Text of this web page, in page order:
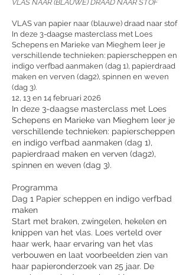
VLAS NAAR (BLAUWE) DRAAD NAAR STOF
VLAS van papier naar (blauwe) draad naar stof
In deze 3-daagse masterclass met Loes
Schepens en Marieke van Mieghem leer je
verschillende technieken: papierscheppen en
indigo verfbad aanmaken (dag 1), papierdraad
maken en verven (dag2), spinnen en weven
(dag 3).
12, 13 en 14 februari 2026
In deze 3-daagse masterclass met Loes
Schepens en Marieke van Mieghem leer je
verschillende technieken: papierscheppen
en indigo verfbad aanmaken (dag 1),
papierdraad maken en verven (dag2),
spinnen en weven (dag 3).
Programma
Dag 1 Papier scheppen en indigo verfbad
maken
Start met braken, zwingelen, hekelen en
knippen van het vlas. Loes verteld over
haar werk, haar ervaring van het vlas
verbouwen en laat voorbeelden zien van
haar papieronderzoek van 25 jaar. De